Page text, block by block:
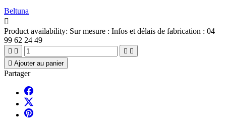
Beltuna

Product availability: Sur mesure : Infos et délais de fabrication : 04
99 62 24 49
   
 Ajouter au panier
Partager